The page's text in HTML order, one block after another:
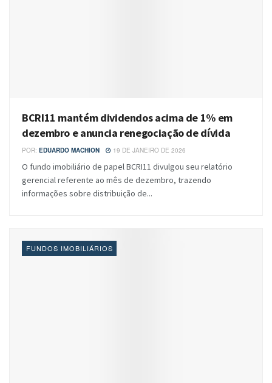
BCRI11 mantém dividendos acima de 1% em
dezembro e anuncia renegociação de dívida
POR: EDUARDO MACHION 19 DE JANEIRO DE 2026
O fundo imobiliário de papel BCRI11 divulgou seu relatório
gerencial referente ao mês de dezembro, trazendo
informações sobre distribuição de...
FUNDOS IMOBILIÁRIOS